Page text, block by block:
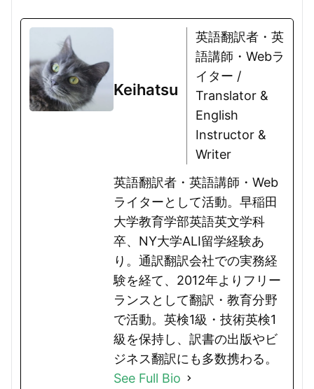
Keihatsu
英語翻訳者・英
語講師・Webラ
イター /
Translator &
English
Instructor &
Writer
英語翻訳者・英語講師・Web
ライターとして活動。早稲田
大学教育学部英語英文学科
卒、NY大学ALI留学経験あ
り。通訳翻訳会社での実務経
験を経て、2012年よりフリー
ランスとして翻訳・教育分野
で活動。英検1級・技術英検1
級を保持し、訳書の出版やビ
ジネス翻訳にも多数携わる。
See Full Bio